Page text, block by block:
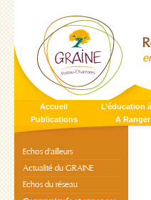
Accueil L’éducation
Publications
A Ranger
Echos d’ailleurs
Actualité du GRAINE
Echos du réseau